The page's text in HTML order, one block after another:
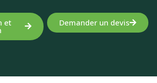
et Demander un devis